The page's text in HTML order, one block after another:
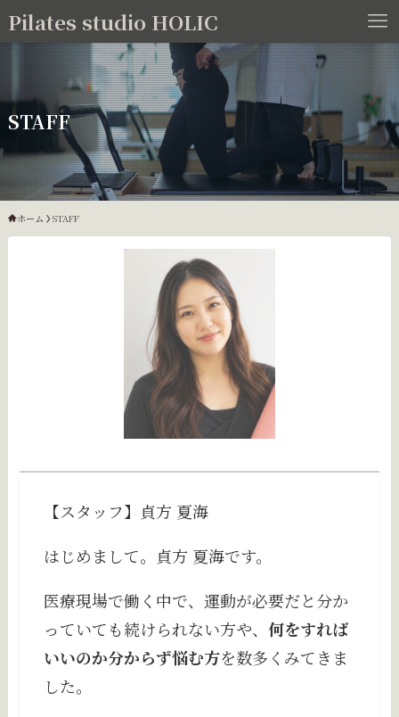
Pilates studio HOLIC
STAFF
ホーム STAFF
【スタッフ】貞方 夏海
はじめまして。貞方 夏海です。
医療現場で働く中で、運動が必要だと分か
っていても続けられない方や、何をすれば
いいのか分からず悩む方を数多くみてきま
した。